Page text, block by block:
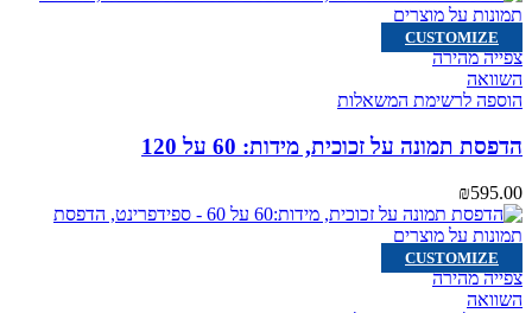
CUSTOMIZE
צפייה מהירה
השוואה
הוספה לרשימת המשאלות
הדפסת תמונה על זכוכית, מידות: 60 על 120
₪595.00
CUSTOMIZE
צפייה מהירה
השוואה